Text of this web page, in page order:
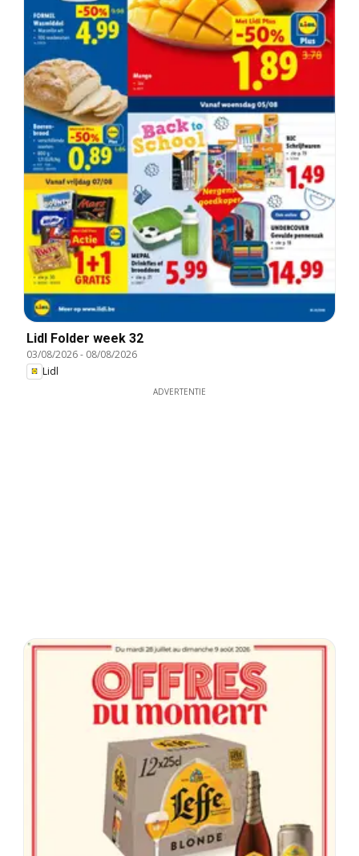
Lidl Folder week 32
03/08/2026- 08/08/2026
Lidl
ADVERTENTIE